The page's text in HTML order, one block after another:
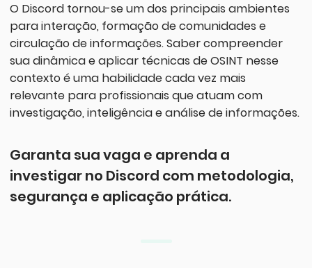
O Discord tornou-se um dos principais ambientes
para interação, formação de comunidades e
circulação de informações. Saber compreender
sua dinâmica e aplicar técnicas de OSINT nesse
contexto é uma habilidade cada vez mais
relevante para profissionais que atuam com
investigação, inteligência e análise de informações.
Garanta sua vaga e aprenda a
investigar no Discord com metodologia,
segurança e aplicação prática.